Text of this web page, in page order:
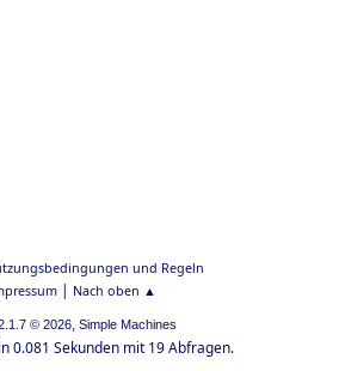
und Regeln
| Nach oben ▲
© 2026, Simple Machines
0.081 Sekunden mit 19 Abfragen.